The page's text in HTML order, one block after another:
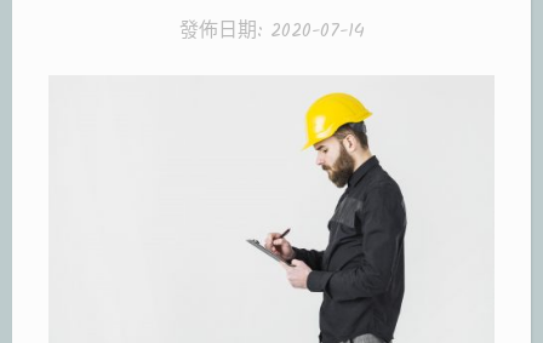
發佈日期: 2020-07-14